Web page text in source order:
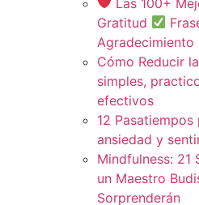
Gratitud
Agradecimiento
Cómo Reducir
simples,
efectivos
12
ansiedad y
Mindfulness: 21
un Maestro
Sorprenderán